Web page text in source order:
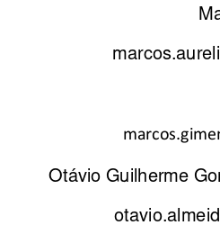
Otávio Guilherme